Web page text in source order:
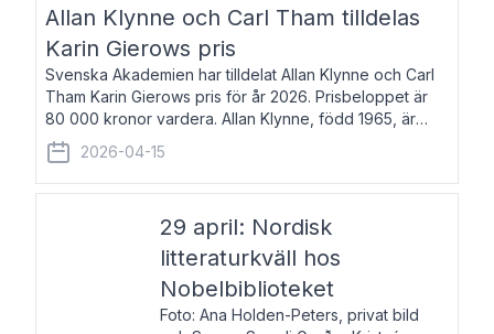
Allan Klynne och Carl Tham tilldelas
Karin Gierows pris
Svenska Akademien har tilldelat Allan Klynne och Carl
Tham Karin Gierows pris för år 2026. Prisbeloppet är
80 000 kronor vardera. Allan Klynne, född 1965, är
arkeolog, författare, översättare och fil.dr i antikens
kultur och samhällsliv. Ut
2026-04-15
29 april: Nordisk
litteraturkväll hos
Nobelbiblioteket
Foto: Ana Holden-Peters, privat bild